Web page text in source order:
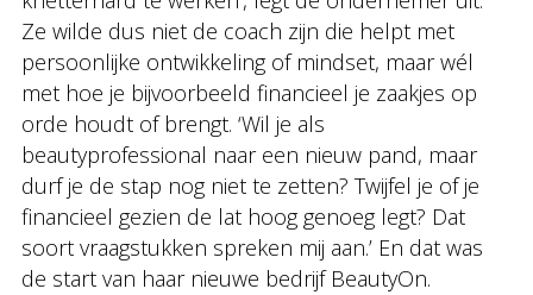
Ze wilde dus niet de coach zijn die helpt met
persoonlijke ontwikkeling of mindset, maar wél
met hoe je bijvoorbeeld financieel je zaakjes op
orde houdt of brengt. ‘Wil je als
beautyprofessional naar een nieuw pand, maar
durf je de stap nog niet te zetten? Twijfel je of je
financieel gezien de lat hoog genoeg legt? Dat
soort vraagstukken spreken mij aan.’ En dat was
de start van haar nieuwe bedrijf BeautyOn.